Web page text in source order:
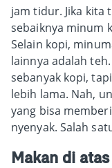
jam tidur. Jika kita
sebaiknya minum
Selain kopi,
lainnya adalah
sebanyak kopi,
lebih lama. Nah,
yang bisa
nyenyak. Salah
Makan di